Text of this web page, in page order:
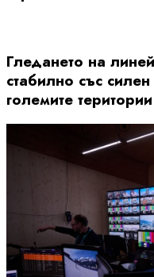
Гледането на
стабилно със
големите